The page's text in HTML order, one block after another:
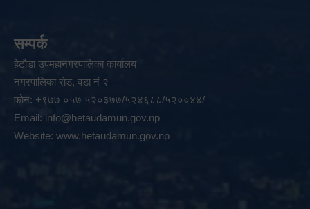
सम्पर्क
हेटौडा उपमहानगरपालिका कार्यालय
नगरपालिका रोड, वडा नं २
फोन: +९७७ ०५७ ५२०३७७/५२४६८८/५२००४४/
Email: info@hetaudamun.gov.np
Website: www.hetaudamun.gov.np